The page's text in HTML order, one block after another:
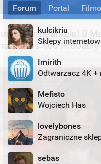
Forum Portal
kulcikriu
Imirith
Odtwarzacz 4K
Mefisto
Wojciech Has
lovelybones
sebas
Unbearable! 9
You